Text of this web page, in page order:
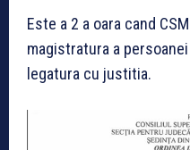
Este a 2 a oara cand
magistratura a
legatura cu justitia.